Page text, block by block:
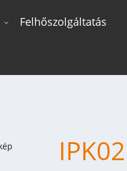
Felhőszolgáltatás
IPK02